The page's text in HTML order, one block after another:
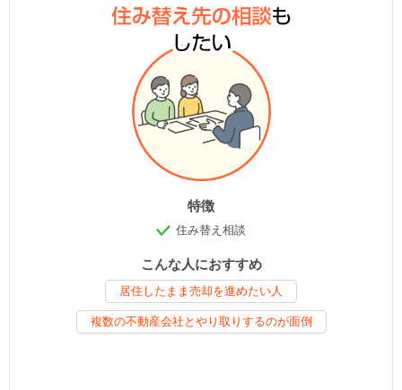
特徴
住み替え相談
こんな人におすすめ
居住したまま売却を進めたい人
複数の不動産会社とやり取りするのが面倒